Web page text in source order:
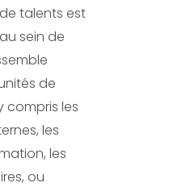
talents est
sein de
de
compris les
les
les
ou